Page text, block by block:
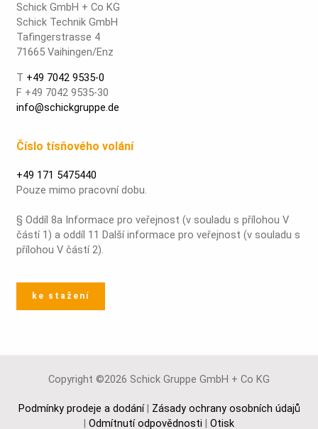
Schick GmbH + Co KG
Schick Technik GmbH
Tafingerstrasse 4
71665 Vaihingen/Enz
T +49 7042 9535-0
F +49 7042 9535-30
info@schickgruppe.de
Číslo tísňového volání
+49 171 5475440
Pouze mimo pracovní dobu.
§ Oddíl 8a Informace pro veřejnost (v souladu s přílohou V
částí 1) a oddíl 11 Další informace pro veřejnost (v souladu s
přílohou V částí 2).
ke stažení
Copyright ©2026 Schick Gruppe GmbH + Co KG
Podmínky prodeje a dodání| Zásady ochrany osobních údajů
| Odmítnutí odpovědnosti | Otisk